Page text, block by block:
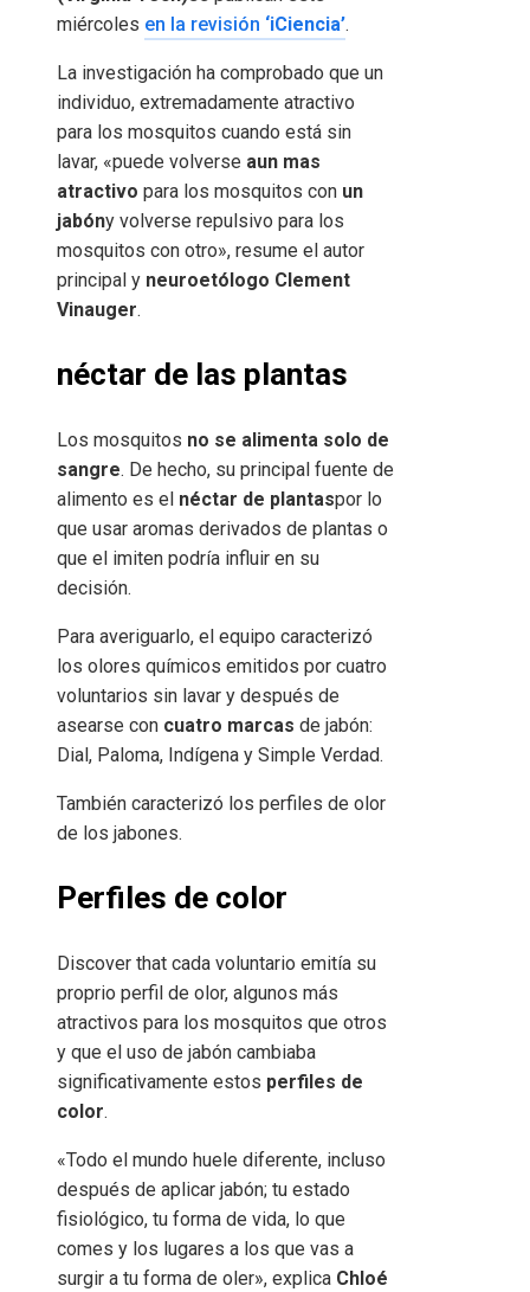
miércoles en la revisión ‘iCiencia’.
La investigación ha comprobado que un
individuo, extremadamente atractivo
para los mosquitos cuando está sin
lavar, «puede volverse aun mas
atractivo para los mosquitos con un
jabóny volverse repulsivo para los
mosquitos con otro», resume el autor
principal y neuroetólogo Clement
Vinauger.
néctar de las plantas
Los mosquitos no se alimenta solo de
sangre. De hecho, su principal fuente de
alimento es el néctar de plantaspor lo
que usar aromas derivados de plantas o
que el imiten podría influir en su
decisión.
Para averiguarlo, el equipo caracterizó
los olores químicos emitidos por cuatro
voluntarios sin lavar y después de
asearse con cuatro marcas de jabón:
Dial, Paloma, Indígena y Simple Verdad.
También caracterizó los perfiles de olor
de los jabones.
Perfiles de color
Discover that cada voluntario emitía su
proprio perfil de olor, algunos más
atractivos para los mosquitos que otros
y que el uso de jabón cambiaba
significativamente estos perfiles de
color.
«Todo el mundo huele diferente, incluso
después de aplicar jabón; tu estado
fisiológico, tu forma de vida, lo que
comes y los lugares a los que vas a
surgir a tu forma de oler», explica Chloé